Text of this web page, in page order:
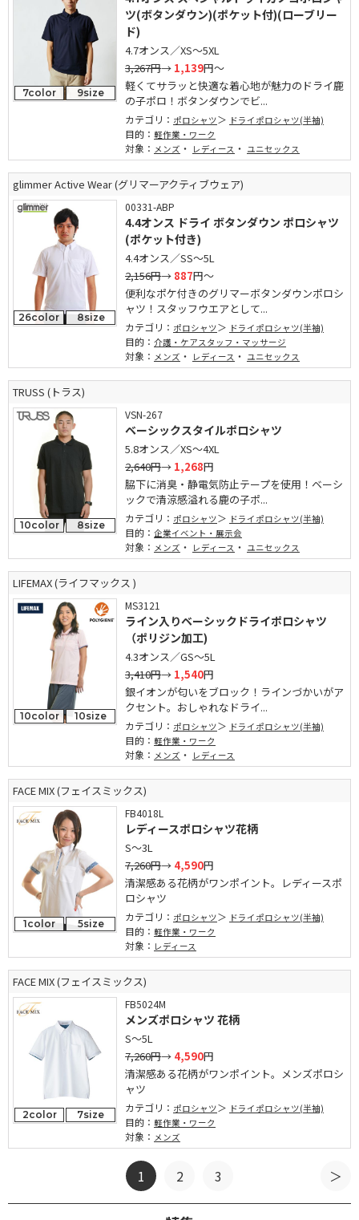
7color 9size
ツ(ボタンダウン)(ポケット付)(ローブリー
ド)
4.7オンス／XS～5XL
3,267円→ 1,139円～
軽くてサラッと快適な着心地が魅力のドライ鹿
の子ポロ！ボタンダウンでビ...
カテゴリ： ポロシャツ ドライポロシャツ(半袖)
目的： 軽作業・ワーク
対象： メンズ ・ レディース ・ ユニセックス
glimmer Active Wear (グリマーアクティブウェア)
26color 8size
00331-ABP
4.4オンス ドライ ボタンダウン ポロシャツ
(ポケット付き)
4.4オンス／SS～5L
2,156円→ 887円～
便利なポケ付きのグリマーボタンダウンポロシ
ャツ！スタッフウエアとして...
カテゴリ： ポロシャツ ドライポロシャツ(半袖)
目的： 介護・ケアスタッフ・マッサージ
対象： メンズ ・ レディース ・ ユニセックス
TRUSS (トラス)
10color 8size
VSN-267
ベーシックスタイルポロシャツ
5.8オンス／XS～4XL
2,640円→ 1,268円
脇下に消臭・静電気防止テープを使用！ベーシ
ックで清涼感溢れる鹿の子ポ...
カテゴリ： ポロシャツ ドライポロシャツ(半袖)
目的： 企業イベント・展示会
対象： メンズ ・ レディース ・ ユニセックス
LIFEMAX (ライフマックス )
10color 10size
MS3121
ライン入りベーシックドライポロシャツ
（ポリジン加工)
4.3オンス／GS～5L
3,410円→ 1,540円
銀イオンが匂いをブロック！ラインづかいがア
クセント。おしゃれなドライ...
カテゴリ： ポロシャツ ドライポロシャツ(半袖)
目的： 軽作業・ワーク
対象： メンズ ・ レディース
FACE MIX (フェイスミックス)
1color 5size
FB4018L
レディースポロシャツ花柄
S～3L
7,260円→ 4,590円
清潔感ある花柄がワンポイント。レディースポ
ロシャツ
カテゴリ： ポロシャツ ドライポロシャツ(半袖)
目的： 軽作業・ワーク
対象： レディース
FACE MIX (フェイスミックス)
2color 7size
FB5024M
メンズポロシャツ 花柄
S～5L
7,260円→ 4,590円
清潔感ある花柄がワンポイント。メンズポロシ
ャツ
カテゴリ： ポロシャツ ドライポロシャツ(半袖)
目的： 軽作業・ワーク
対象： メンズ
1 2 3